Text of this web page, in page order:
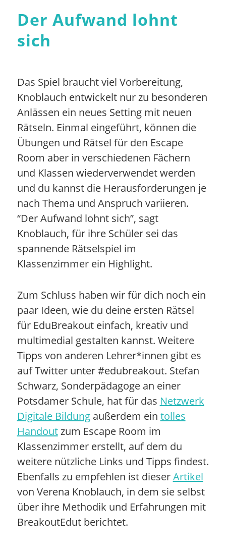
Der Aufwand lohnt
sich
Das Spiel braucht viel Vorbereitung,
Knoblauch entwickelt nur zu besonderen
Anlässen ein neues Setting mit neuen
Rätseln. Einmal eingeführt, können die
Übungen und Rätsel für den Escape
Room aber in verschiedenen Fächern
und Klassen wiederverwendet werden
und du kannst die Herausforderungen je
nach Thema und Anspruch variieren.
“Der Aufwand lohnt sich”, sagt
Knoblauch, für ihre Schüler sei das
spannende Rätselspiel im
Klassenzimmer ein Highlight.
Zum Schluss haben wir für dich noch ein
paar Ideen, wie du deine ersten Rätsel
für EduBreakout einfach, kreativ und
multimedial gestalten kannst. Weitere
Tipps von anderen Lehrer*innen gibt es
auf Twitter unter #edubreakout. Stefan
Schwarz, Sonderpädagoge an einer
Potsdamer Schule, hat für das Netzwerk
Digitale Bildungaußerdem ein tolles
Handoutzum Escape Room im
Klassenzimmer erstellt, auf dem du
weitere nützliche Links und Tipps findest.
Ebenfalls zu empfehlen ist dieserArtikel
von Verena Knoblauch, in dem sie selbst
über ihre Methodik und Erfahrungen mit
BreakoutEdut berichtet.